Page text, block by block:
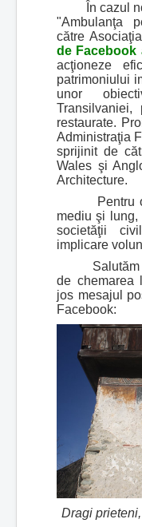
În cazul
"Ambulanţa
către
de Facebook
acţioneze
patrimoniului
unor
restaurate.
Administraţia
sprijinit de
Wales şi
Architecture.
Pentru
mediu şi lung,
societăţii
implicare
Salutăm
de chemarea
jos mesajul
Facebook:
Dragi prieteni,